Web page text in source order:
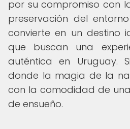
por su compromiso con
preservación del
convierte en un destino
que buscan una
auténtica en Uruguay.
donde la magia de la
con la comodidad de
de ensueño.